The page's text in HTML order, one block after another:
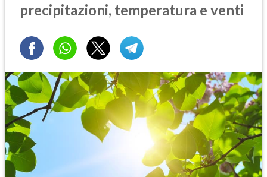
precipitazioni, temperatura e venti